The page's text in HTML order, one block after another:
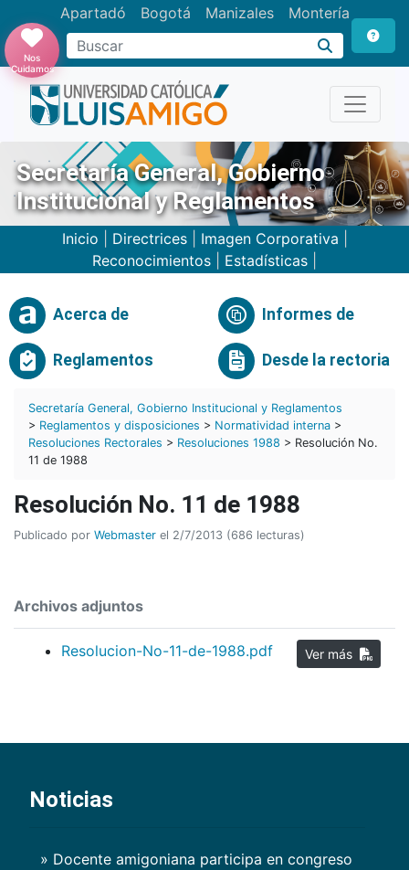
Apartadó Bogotá Manizales Montería
Buscar
Nos
Cuidamos
Secretaría General, Gobierno
Institucional y Reglamentos
Inicio Directrices| Imagen Corporativa
Reconocimientos
Estadísticas
Acerca de Informes de
Reglamentos Desde la rectoria
Secretaría General, Gobierno Institucional y Reglamentos
> Reglamentos y disposiciones > Normatividad interna >
Resoluciones Rectorales > Resoluciones 1988 > Resolución No.
11 de 1988
Resolución No. 11 de 1988
Publicado por Webmaster el 2/7/2013 (686 lecturas)
Archivos adjuntos
Resolucion-No-11-de-1988.pdf
Noticias
» Docente amigoniana participa en congreso